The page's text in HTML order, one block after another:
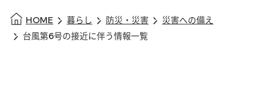
HOME 暮らし 防災・災害
災害への備え
台風第6号の接近に伴う情報一覧